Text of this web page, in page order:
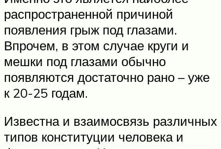
распространенной причиной
появления грыж под глазами.
Впрочем, в этом случае круги и
мешки под глазами обычно
появляются достаточно рано – уже
к 20-25 годам.
Известна и взаимосвязь различных
типов конституции человека и